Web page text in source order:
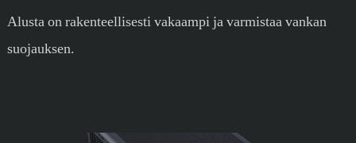
Alusta on rakenteellisesti vakaampi ja varmistaa vankan
suojauksen.